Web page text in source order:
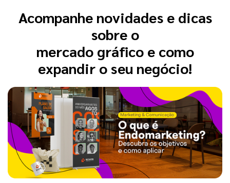
Acompanhe novidades e dicas
sobre o
mercado gráfico e como
expandir o seu negócio!